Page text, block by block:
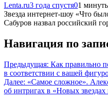
Lenta.ru3 года спустя01
Звезда интернет-шоу «Что
Сабуров назвал российский
Навигация по
Предыдущая: Как правильно
в соответствии с вашей
Далее: «Самое сложное».
об интригах в «Новых